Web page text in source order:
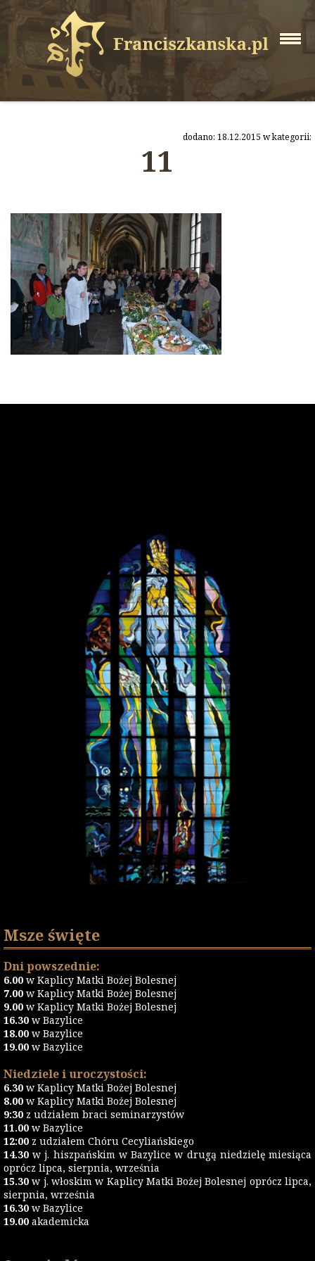
dodano: 18.12.2015 w kategorii:
11
Msze święte
Dni powszednie:
6.00 w Kaplicy Matki Bożej Bolesnej
7.00 w Kaplicy Matki Bożej Bolesnej
9.00 w Kaplicy Matki Bożej Bolesnej
16.30 w Bazylice
18.00 w Bazylice
19.00 w Bazylice
Niedziele i uroczystości:
6.30 w Kaplicy Matki Bożej Bolesnej
8.00 w Kaplicy Matki Bożej Bolesnej
9:30 z udziałem braci seminarzystów
11.00 w Bazylice
12:00 z udziałem Chóru Cecyliańskiego
14.30 w j. hiszpańskim w Bazylice w drugą niedzielę miesiąca
oprócz lipca, sierpnia, września
15.30 w j. włoskim w Kaplicy Matki Bożej Bolesnej oprócz lipca,
sierpnia, września
16.30 w Bazylice
19.00 akademicka